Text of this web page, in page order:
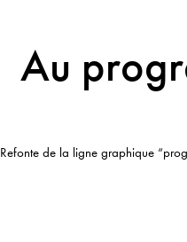
Au
Refonte de la ligne graphique